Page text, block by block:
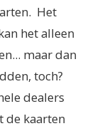
Het
het alleen
maar dan
toch?
dealers
de kaarten